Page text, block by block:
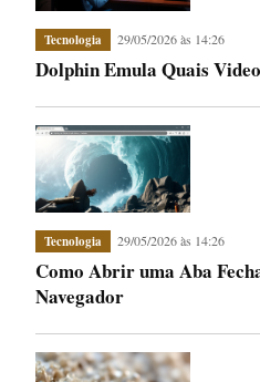
Tecnologia 29/05/2026 às 14:26
Dolphin Emula Quais
Tecnologia 29/05/2026 às 14:26
Como Abrir uma Aba
Navegador